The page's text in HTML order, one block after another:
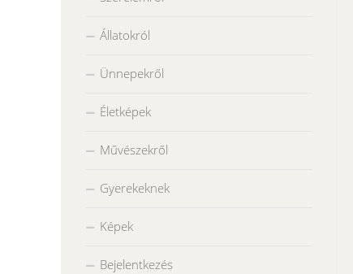
Állatokról
Ünnepekről
Életképek
Művészekről
Gyerekeknek
Képek
Bejelentkezés